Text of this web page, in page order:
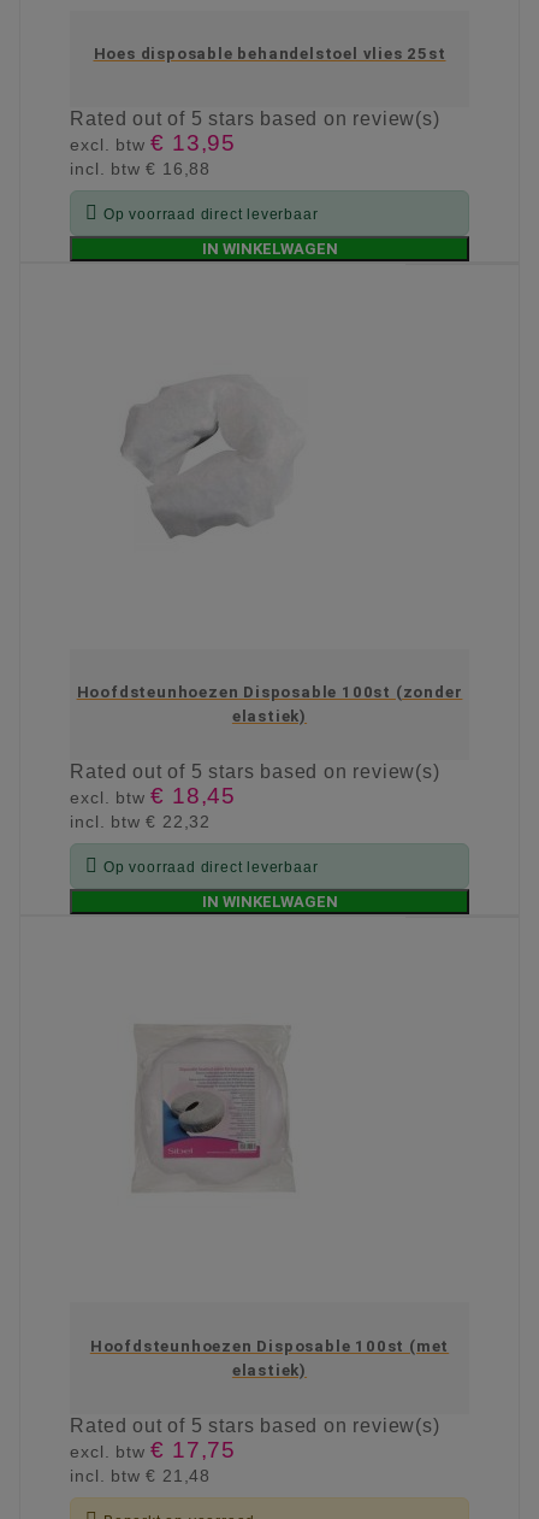
Hoes disposable behandelstoel vlies 25st
Ratedout of 5 stars based on review(s)
excl. btw€ 13,95
incl. btw€ 16,88
 Op voorraad direct leverbaar
IN WINKELWAGEN
Hoofdsteunhoezen Disposable 100st (zonder
elastiek)
Ratedout of 5 stars based on review(s)
excl. btw€ 18,45
incl. btw€ 22,32
 Op voorraad direct leverbaar
IN WINKELWAGEN
Hoofdsteunhoezen Disposable 100st (met
elastiek)
Ratedout of 5 stars based on review(s)
excl. btw€ 17,75
incl. btw€ 21,48